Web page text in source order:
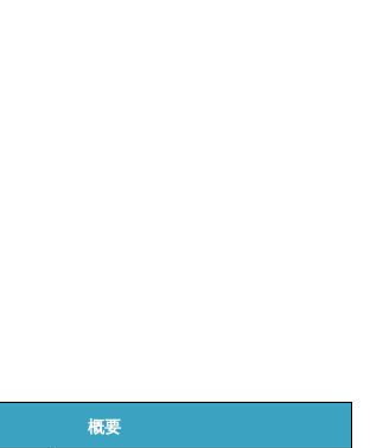
概要